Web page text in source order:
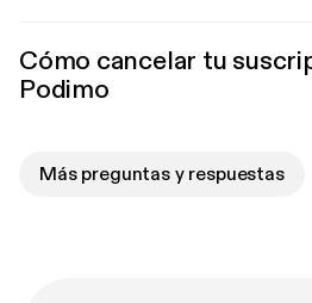
Cómo cancelar tu
Podimo
Más preguntas y respuestas